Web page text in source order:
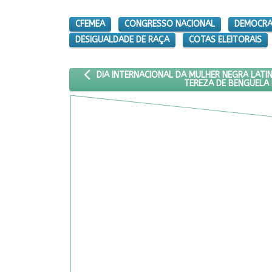
CFEMEA CONGRESSO NACIONAL
DESIGUALDADE DE RAÇA
COTAS ELEITORAIS
ARTIGO ANTERIOR: DIA INTERNACIONAL DA
DIA INTERNACIONAL DA MULHER NEGRA
TEREZA DE